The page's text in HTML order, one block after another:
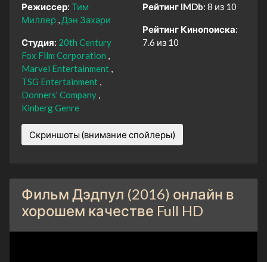
Режиссер: Тим
Миллер Дэн Захари
Студия: 20th Century
Fox Film Corporation
Marvel Entertainment
TSG Entertainment
Donners' Company
Kinberg Genre
Рейтинг IMDb: 8 из 10
Рейтинг Кинопоиска:
7.6 из 10
Скриншоты (внимание спойлеры)
Фильм Дэдпул (2016) онлайн в
хорошем качестве Full HD